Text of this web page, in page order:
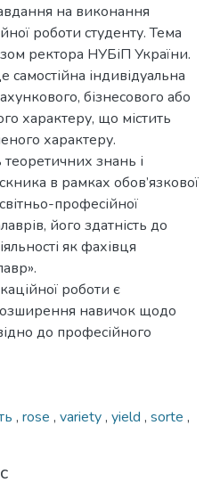
на виконання
роботи студенту. Тема
ректора НУБіП України.
самостійна індивідуальна
бізнесового або
характеру, що містить
характеру.
знань і
в рамках обов’язкової
професійної
його здатність до
як фахівця
роботи є
навичок щодо
до професійного
, rose , variety, yield , sorte ,